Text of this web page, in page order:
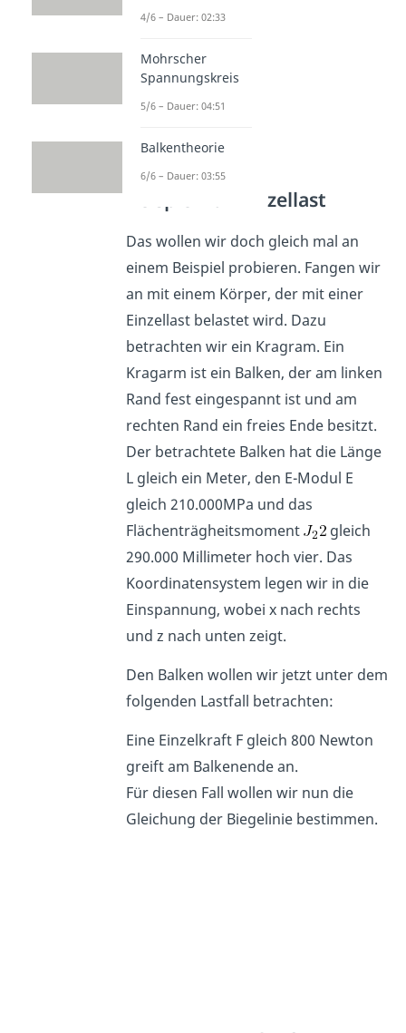
Beispiel zur Einzellast
Das wollen wir doch gleich mal an
einem Beispiel probieren. Fangen wir
an mit einem Körper, der mit einer
Einzellast belastet wird. Dazu
betrachten wir ein Kragram. Ein
Kragarm ist ein Balken, der am linken
Rand fest eingespannt ist und am
rechten Rand ein freies Ende besitzt.
Der betrachtete Balken hat die Länge
L gleich ein Meter, den E-Modul E
gleich 210.000MPa und das
Flächenträgheitsmoment
gleich
290.000 Millimeter hoch vier. Das
Koordinatensystem legen wir in die
Einspannung, wobei x nach rechts
und z nach unten zeigt.
Den Balken wollen wir jetzt unter dem
folgenden Lastfall betrachten:
Eine Einzelkraft F gleich 800 Newton
greift am Balkenende an.
Für diesen Fall wollen wir nun die
Gleichung der Biegelinie bestimmen.
4/6 – Dauer: 02:33
Mohrscher
Spannungskreis
5/6 – Dauer: 04:51
Balkentheorie
6/6 – Dauer: 03:55